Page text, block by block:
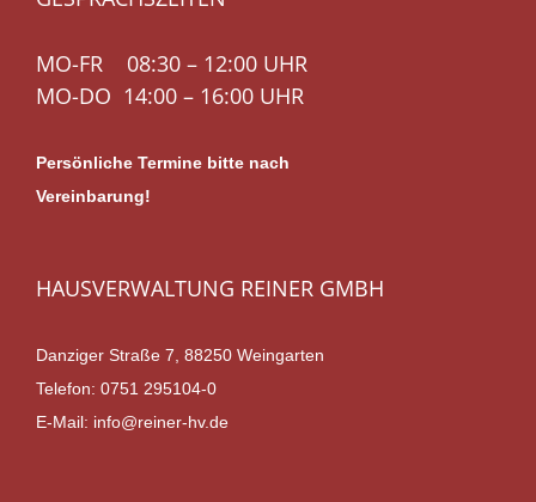
MO-FR 08:30 – 12:00 UHR
MO-DO 14:00 – 16:00 UHR
Persönliche Termine bitte nach
Vereinbarung!
HAUSVERWALTUNG REINER GMBH
Danziger Straße 7, 88250 Weingarten
Telefon: 0751 295104-0
E-Mail: info@reiner-hv.de